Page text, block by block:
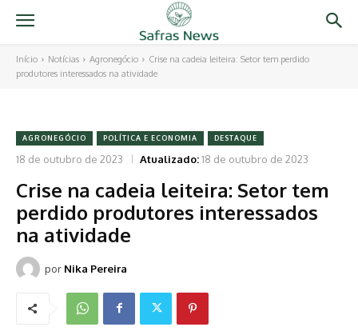
Início Notícias Agronegócio
Crise na cadeia leiteira: Setor tem perdido
produtores interessados na atividade
AGRONEGÓCIO POLÍTICA E ECONOMIA DESTAQUE
18 de outubro de 2023 Atualizado:18 de outubro de 2023
Crise na cadeia leiteira: Setor tem
perdido produtores interessados
na atividade
por Nika Pereira